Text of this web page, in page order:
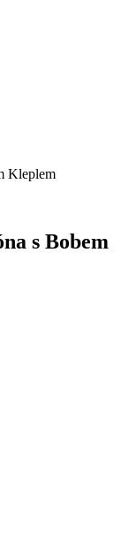
Kleplem
s Bobem